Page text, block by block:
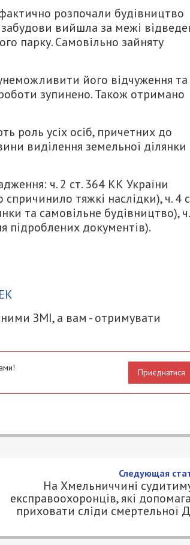
розпочали будівництво
вийшла за межі
парку. Самовільно зайняту
його відчуження та
зупинено. Також отримано
роль усіх осіб, причетних до
виділення земельної ділянки
ч. 2 ст. 364 КК України
тяжкі наслідки), ч. 4
та самовільне будівництво),
підроблених документів).
ЗМІ, а вам - отримувати
Приєднатися
майже 400 тисяч